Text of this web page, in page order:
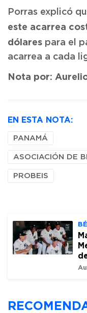
Porras explicó
este acarrea
dólares para el
acarrea a cada
Nota por:
EN ESTA NOTA:
PANAMÁ
ASOCIACIÓN DE
PROBEIS